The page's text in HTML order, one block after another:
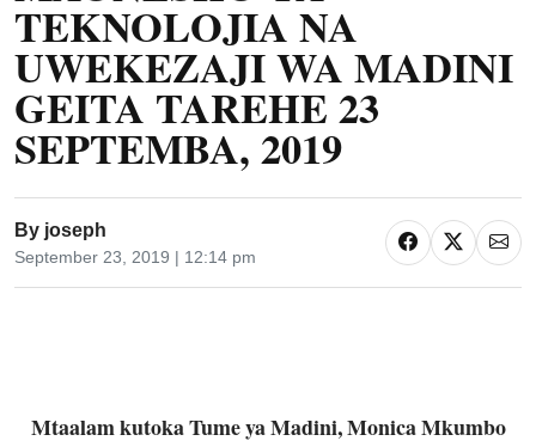
TEKNOLOJIA NA
UWEKEZAJI WA MADINI
GEITA TAREHE 23
SEPTEMBA, 2019
By joseph
September 23, 2019 | 12:14 pm
Mtaalam kutoka Tume ya Madini, Monica Mkumbo